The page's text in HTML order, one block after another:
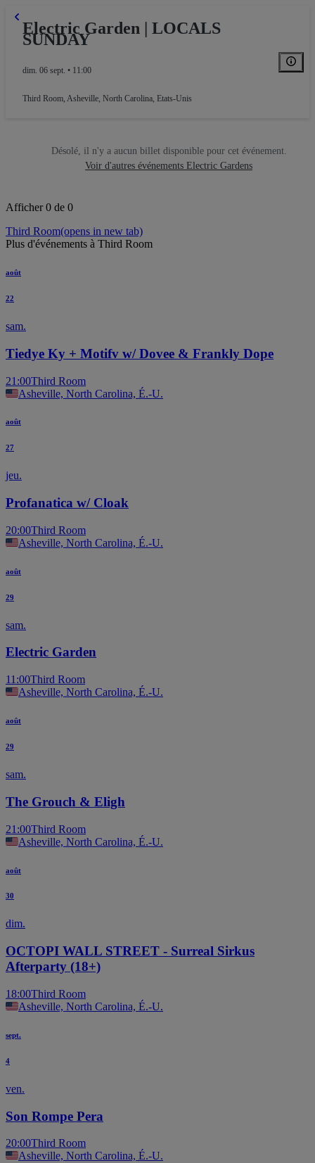
Electric Garden | LOCALS
SUNDAY
dim. 06 sept. • 11:00
Third Room, Asheville, North Carolina, Etats-Unis
Désolé, il n'y a aucun billet disponible pour cet événement.
Voir d'autres événements Electric Gardens
Afficher 0 de 0
Third Room(opens in new tab)
Plus d'événements à Third Room
août
22
sam.
Tiedye Ky + Motifv w/ Dovee & Frankly Dope
21:00Third Room
Asheville, North Carolina, É.-U.
août
27
jeu.
Profanatica w/ Cloak
20:00Third Room
Asheville, North Carolina, É.-U.
août
29
sam.
Electric Garden
11:00Third Room
Asheville, North Carolina, É.-U.
août
29
sam.
The Grouch & Eligh
21:00Third Room
Asheville, North Carolina, É.-U.
août
30
dim.
OCTOPI WALL STREET - Surreal Sirkus
Afterparty (18+)
18:00Third Room
Asheville, North Carolina, É.-U.
sept.
4
ven.
Son Rompe Pera
20:00Third Room
Asheville, North Carolina, É.-U.